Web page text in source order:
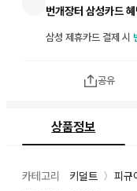
번개장터 삼성카드
삼성 제휴카드 결제 시
공유
상품정보
카테고리 키덜트 〉
피규